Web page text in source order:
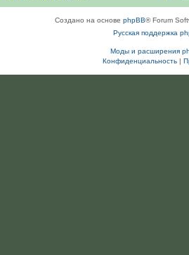
Создано на основе phpBB® Forum
Русская поддержка
Моды и расширения
Конфиденциальность|